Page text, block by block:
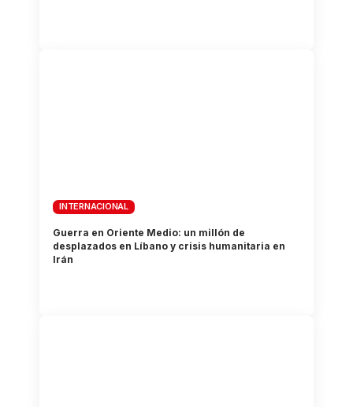
INTERNACIONAL
Guerra en Oriente Medio: un millón de
desplazados en Líbano y crisis humanitaria en
Irán